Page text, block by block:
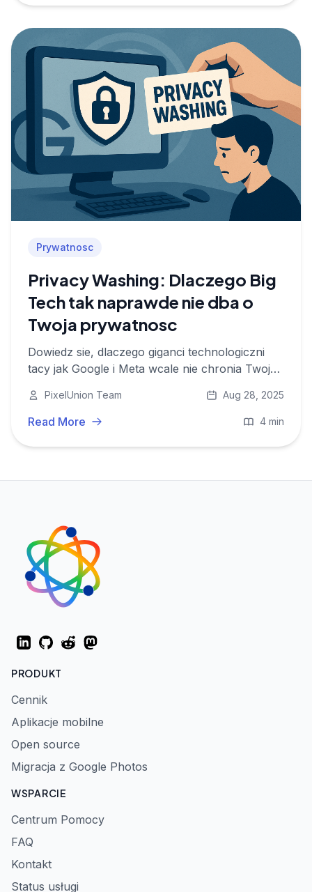
Prywatnosc
Privacy Washing: Dlaczego Big
Tech tak naprawde nie dba o
Twoja prywatnosc
Dowiedz sie, dlaczego giganci technologiczni
tacy jak Google i Meta wcale nie chronia Twojej
Washing" jest wszedzie – czy nadal dajesz sie
nabierac? Przeczytaj artykul i zobacz, jak jest
PixelUnion Team Aug 28, 2025
Read More 4 min
LinkedInGitHubRedditMastodon
PRODUKT
Cennik
Aplikacje mobilne
Open source
Migracja z Google Photos
WSPARCIE
Centrum Pomocy
FAQ
Kontakt
Status usługi